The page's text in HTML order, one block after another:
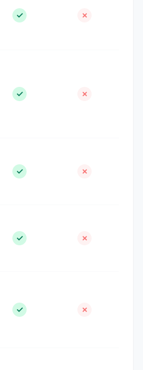
✓ ✗
✓ ✗
✓ ✗
✓ ✗
✓ ✗